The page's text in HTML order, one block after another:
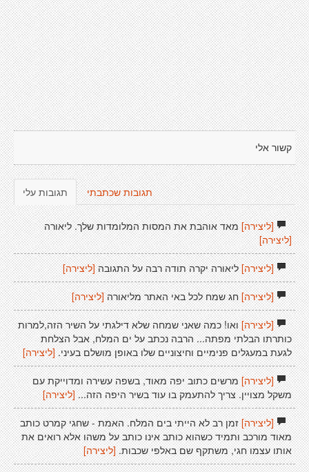
קשור אלי
תגובות עלי תגובות שכתבתי
[ליצירה]מאד אוהבת את המסות המלומדות שלך. ליאורה
[ליצירה]
[ליצירה]ליאורה יקרה תודה רבה על התגובה[ליצירה]
[ליצירה]חג שמח לכל באי האתר מליאורה[ליצירה]
[ליצירה]ואו! כמה שאני שמחה שלא דילגתי על השיר הזה,למרות
כותרתו הבלתי מפתה... הרבה נכתב על ים המלח, אבל הצלחת
לגעת במעגלים פנימיים וחיצוניים שלו באופן מושלם בעיני.[ליצירה]
[ליצירה]מרשים כתוב יפה מאוד, בשפה עשירה ומדוייקת עם
משקל מצויין. צריך להתעמק בו עוד בשיר היפה הזה...[ליצירה]
[ליצירה]זמן רב לא הייתי בים המלח. האמת - שחגי קמרט כותב
מאוד מורכב ותמיד כשהוא כותב אינו כותב על משהו אלא רואים את
אותו עצמו חגי, משתקף שם באלפי שכבות.[ליצירה]